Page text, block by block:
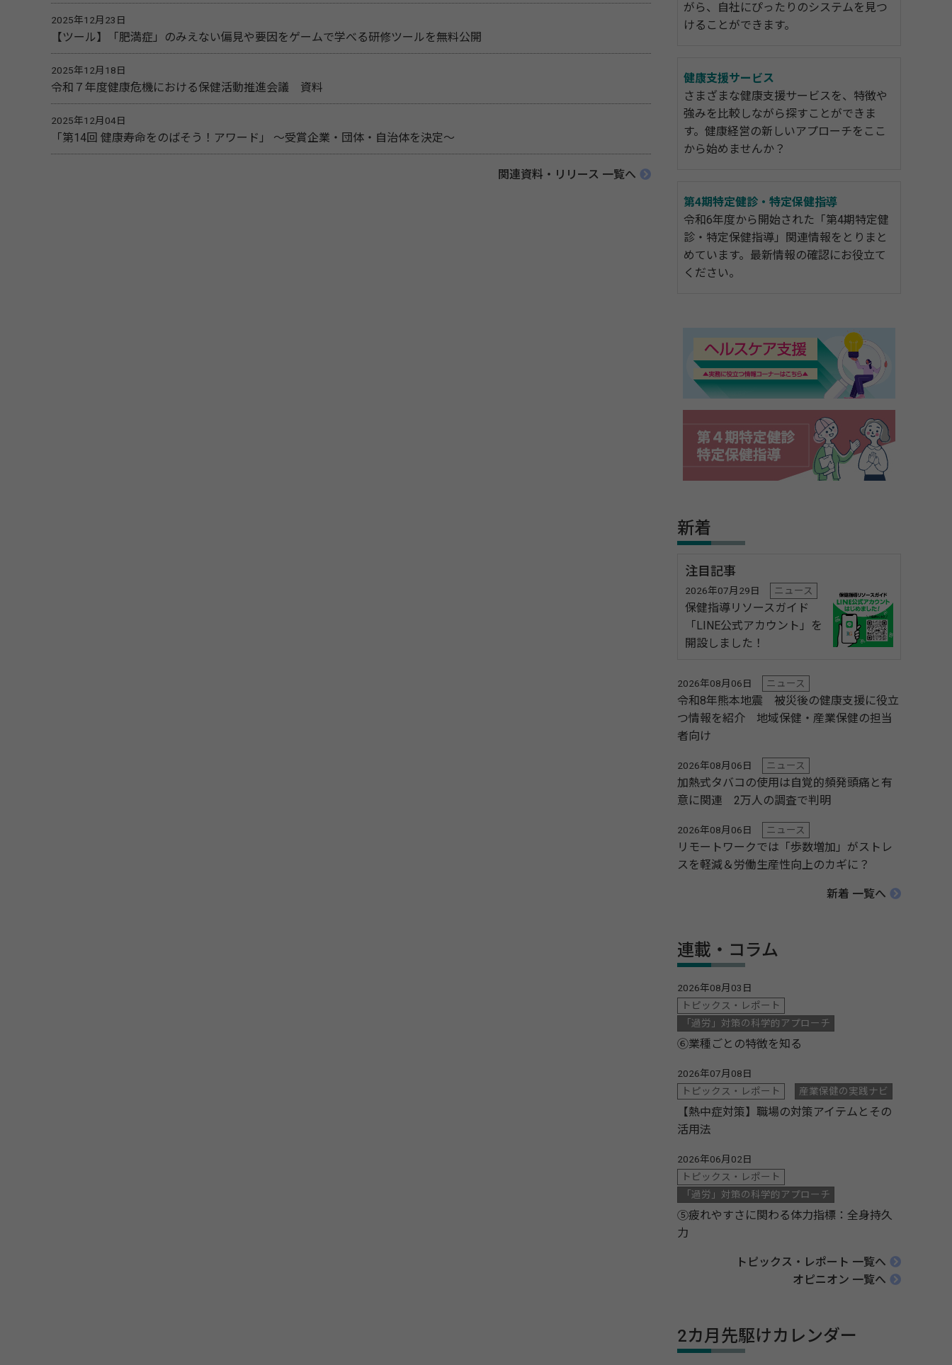
2025年12月23日
【ツール】「肥満症」のみえない偏見や要因をゲームで学べる研修ツールを無料公開
2025年12月18日
令和７年度健康危機における保健活動推進会議 資料
2025年12月04日
「第14回 健康寿命をのばそう！アワード」 ～受賞企業・団体・自治体を決定～
関連資料・リリース 一覧へ
がら、自社にぴったりのシステムを見つ
けることができます。
健康支援サービス
さまざまな健康支援サービスを、特徴や
強みを比較しながら探すことができま
す。健康経営の新しいアプローチをここ
から始めませんか？
第4期特定健診・特定保健指導
令和6年度から開始された「第4期特定健
診・特定保健指導」関連情報をとりまと
めています。最新情報の確認にお役立て
ください。
新着
注目記事
2026年07月29日 ニュース
保健指導リソースガイド
「LINE公式アカウント」を
開設しました！
2026年08月06日 ニュース
令和8年熊本地震 被災後の健康支援に役立
つ情報を紹介 地域保健・産業保健の担当
者向け
2026年08月06日 ニュース
加熱式タバコの使用は自覚的頻発頭痛と有
意に関連 2万人の調査で判明
2026年08月06日 ニュース
リモートワークでは「歩数増加」がストレ
スを軽減＆労働生産性向上のカギに？
新着 一覧へ
連載・コラム
2026年08月03日
トピックス・レポート
「過労」対策の科学的アプローチ
⑥業種ごとの特徴を知る
2026年07月08日
トピックス・レポート
産業保健の実践ナビ
【熱中症対策】職場の対策アイテムとその
活用法
2026年06月02日
トピックス・レポート
「過労」対策の科学的アプローチ
⑤疲れやすさに関わる体力指標：全身持久
力
トピックス・レポート 一覧へ
オピニオン 一覧へ
2カ月先駆けカレンダー